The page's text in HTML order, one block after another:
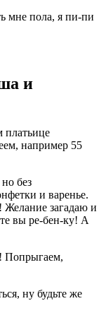
мне пола, я пи-пи
и
платьице
например 55
без
и варенье.
Желание загадаю и
вы ре-бен-ку! А
Попрыгаем,
ну будьте же